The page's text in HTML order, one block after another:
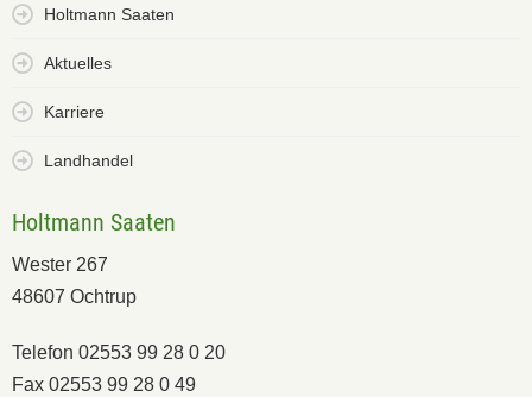
Holtmann Saaten
Aktuelles
Karriere
Landhandel
Holtmann Saaten
Wester 267
48607 Ochtrup
Telefon 02553 99 28 0 20
Fax 02553 99 28 0 49